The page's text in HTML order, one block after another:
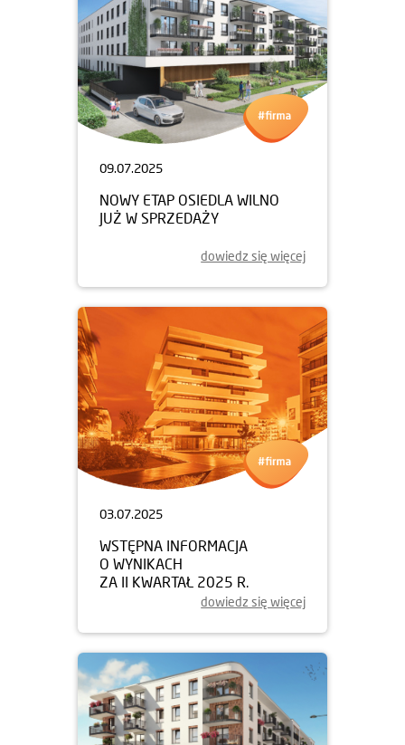
09.07.2025
NOWY ETAP OSIEDLA WILNO
JUŻ W SPRZEDAŻY
dowiedz się więcej
03.07.2025
WSTĘPNA INFORMACJA
O WYNIKACH
ZA II KWARTAŁ 2025 R.
dowiedz się więcej